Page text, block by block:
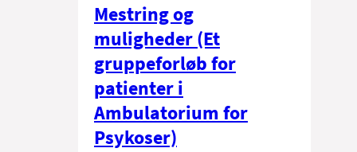
Mestring og
muligheder (Et
gruppeforløb for
patienter i
Ambulatorium for
Psykoser)